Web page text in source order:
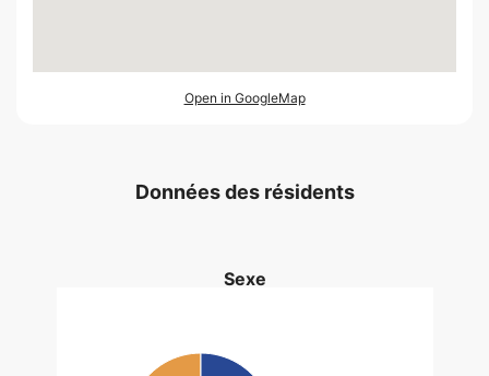
Open in GoogleMap
Données des résidents